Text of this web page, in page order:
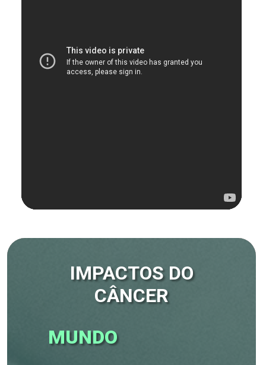
IMPACTOS DO
CÂNCER
MUNDO